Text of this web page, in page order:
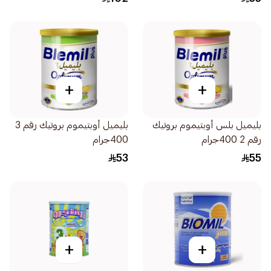
+
بليميل بلس أوبتيموم بروتيك
رقم 2 400جرام
55
+
بليميل أوبتيموم بروتيك رقم 3
400جرام
53
+
+